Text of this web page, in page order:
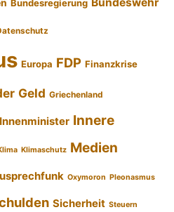
Bundesregierung
Europa FDP Finanzkrise
Geld Griechenland
Innenminister Innere
Klimaschutz Medien
Oxymoron Pleonasmus
Sicherheit Steuern